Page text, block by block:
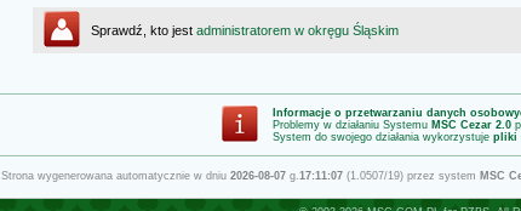
Sprawdź, kto jest administratorem w okręgu Śląskim
Informacje o przetwarzaniu danych
Problemy w działaniu Systemu MSC Cezar 2.0
System do swojego działania wykorzystuje pliki
Strona wygenerowana automatycznie w dniu 2026-08-07 g.17:11:07 (1.0507/19) przez system MSC